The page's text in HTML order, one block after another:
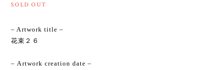
SOLD OUT
– Artwork title –
花束２６
– Artwork creation date –